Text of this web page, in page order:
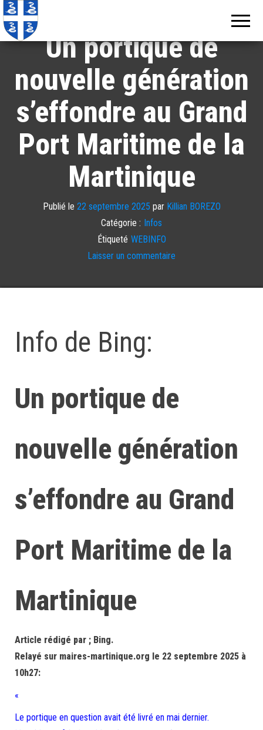
Un portique de
nouvelle génération
s’effondre au Grand
Port Maritime de la
Martinique
Publié le 22 septembre 2025 par Killian BOREZO
Catégorie : Infos
Étiqueté WEBINFO
Laisser un commentaire
Info de Bing:
Un portique de
nouvelle génération
s’effondre au Grand
Port Maritime de la
Martinique
Article rédigé par ; Bing.
Relayé sur maires-martinique.org le 22 septembre 2025 à
10h27:
«
Le portique en question avait été livré en mai dernier.